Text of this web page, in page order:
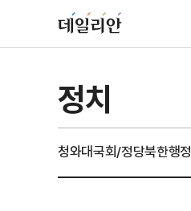
정치
청와대국회/정당북한행정